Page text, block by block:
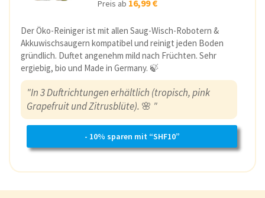
Preis ab 16,99 €
Der Öko-Reiniger ist mit allen Saug-Wisch-Robotern &
Akkuwischsaugern kompatibel und reinigt jeden Boden
gründlich. Duftet angenehm mild nach Früchten. Sehr
ergiebig, bio und Made in Germany. 🍃
"In 3 Duftrichtungen erhältlich (tropisch, pink
Grapefruit und Zitrusblüte). 🌸 "
- 10% sparen mit “SHF10”